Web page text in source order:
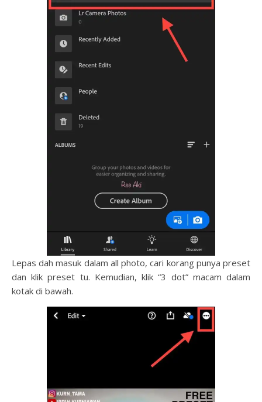
Lepas dah masuk dalam all photo, cari korang punya preset
dan klik preset tu. Kemudian, klik “3 dot” macam dalam
kotak di bawah.